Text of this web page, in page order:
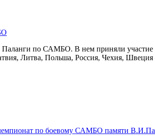
по САМБО. В нем приняли участие
Литва, Польша, Россия, Чехия,
по боевому САМБО памяти